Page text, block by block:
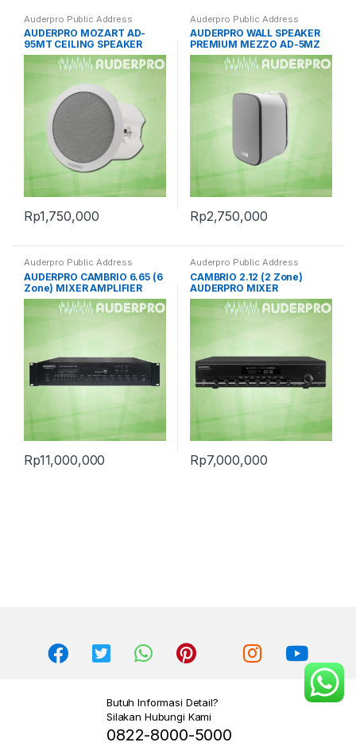
Auderpro Public Address
AUDERPRO MOZART AD-
95MT CEILING SPEAKER
Rp1,750,000
Auderpro Public Address
AUDERPRO WALL SPEAKER
PREMIUM MEZZO AD-5MZ
Rp2,750,000
Auderpro Public Address
AUDERPRO CAMBRIO 6.65 (6
Zone) MIXER AMPLIFIER
Rp11,000,000
Auderpro Public Address
CAMBRIO 2.12 (2 Zone)
AUDERPRO MIXER
AMPLIFIER
Rp7,000,000
Butuh Informasi Detail?
Silakan Hubungi Kami
0822-8000-5000